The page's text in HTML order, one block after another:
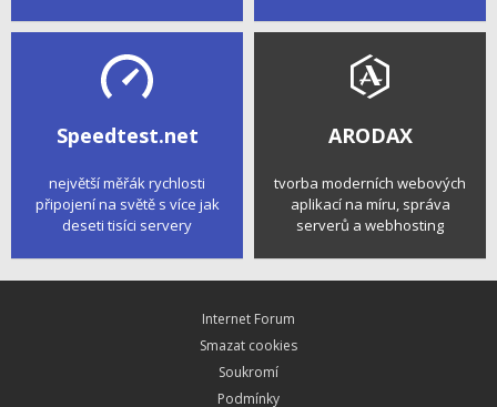
Speedtest.net
největší měřák rychlosti
připojení na světě s více jak
deseti tisíci servery
ARODAX
tvorba moderních webových
aplikací na míru, správa
serverů a webhosting
Internet Forum
Smazat cookies
Soukromí
Podmínky